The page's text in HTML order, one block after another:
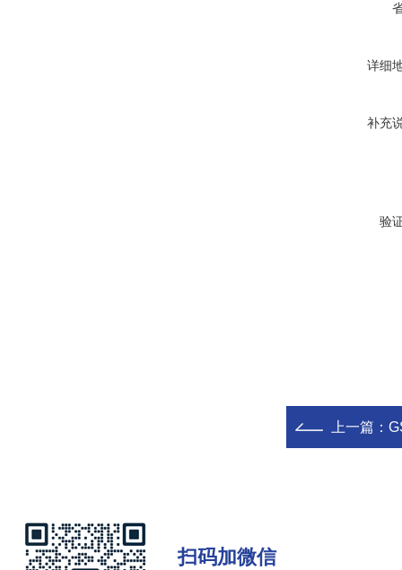
详细
补充
验
上一篇：
扫码加微信